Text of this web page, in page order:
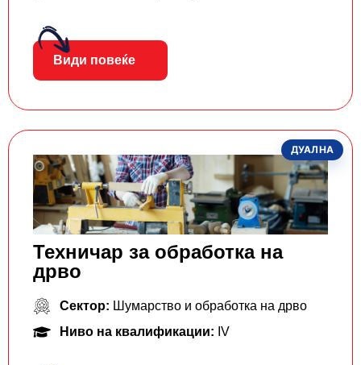
Види повеќе
ДУАЛНА
Техничар за обработка на
дрво
Сектор: Шумарство и обработка на дрво
Ниво на квалификации: IV